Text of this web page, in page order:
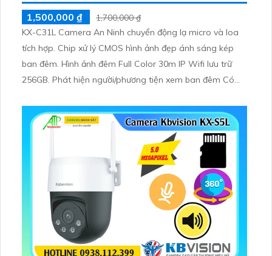
1,500,000 ₫
1,700,000 ₫
KX-C31L Camera An Ninh chuyển động lạ micro và loa
tích hợp. Chip xử lý CMOS hình ảnh đẹp ánh sáng kép
ban đêm. Hình ảnh đêm Full Color 30m IP Wifi lưu trữ
256GB. Phát hiện người/phương tiện xem ban đêm Có